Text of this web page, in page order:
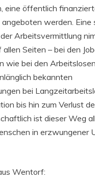
eine öffentlich
werden. Eine
Arbeitsvermittlung
Seiten – bei den
wie bei den
bekannten
bei
bis hin zum Verlust
ist dieser Weg
in erzwungener
Wentorf: